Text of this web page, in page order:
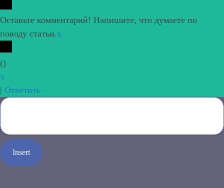
Оставьте комментарий! Напишите, что думаете по
поводу статьи.x
()
x
| Ответить
Insert